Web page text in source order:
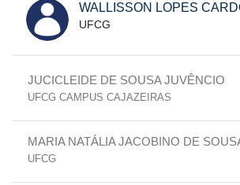
WALLISSON LOPES
UFCG
JUCICLEIDE DE SOUSA JUVÊNCIO
UFCG CAMPUS CAJAZEIRAS
MARIA NATÁLIA JACOBINO DE
UFCG